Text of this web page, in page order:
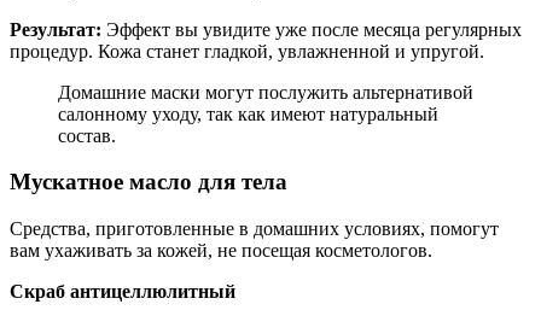
Результат: Эффект вы увидите уже после месяца регулярных
процедур. Кожа станет гладкой, увлажненной и упругой.
Домашние маски могут послужить альтернативой
салонному уходу, так как имеют натуральный
состав.
Мускатное масло для тела
Средства, приготовленные в домашних условиях, помогут
вам ухаживать за кожей, не посещая косметологов.
Скраб антицеллюлитный